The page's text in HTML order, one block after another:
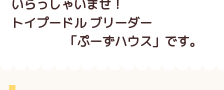
いらっしゃいませ！
トイプードル ブリーダー
「ぷーずハウス」です。